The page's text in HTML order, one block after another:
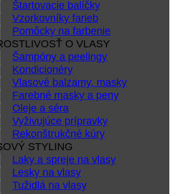
Štartovacie balíčky
Vzorkovníky farieb
Pomôcky na farbenie
O VLASY
Šampóny a peelingy
Kondicionéry
Vlasové balzamy, masky
Farebné masky a peny
Oleje a séra
Vyživujúce prípravky
Rekonštrukčné kúry
STYLING
Laky a spreje na vlasy
Lesky na vlasy
Tužidlá na vlasy